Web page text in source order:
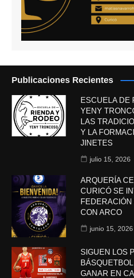
Publicaciones Recientes
ESCUELA DE
YENY
LAS
Y LA
JINETES
julio 15, 2026
ARQUERÍA
CURICÓ SE
CON ARCO
junio 15, 2026
SIGUEN LOS
GANAR EN